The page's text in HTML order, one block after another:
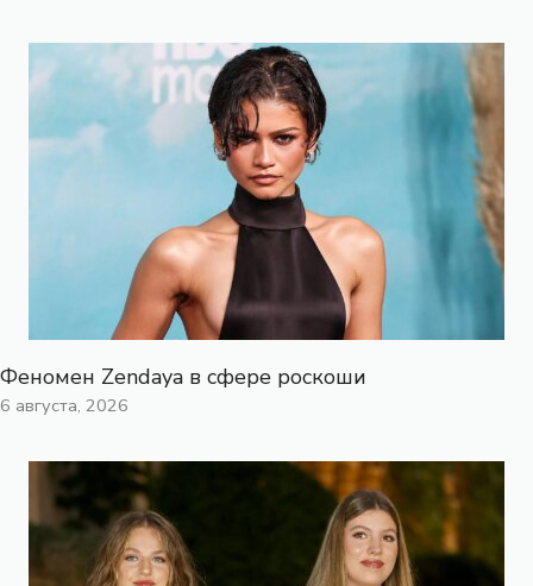
Феномен Zendaya в сфере роскоши
6 августа, 2026